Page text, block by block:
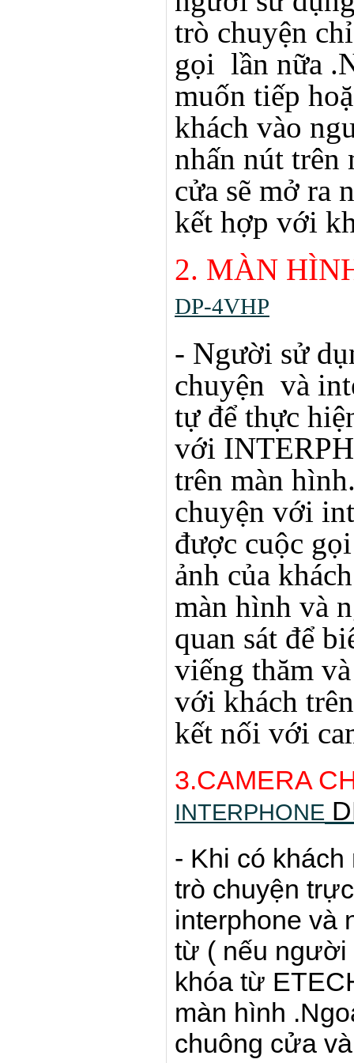
trò chuyện
gọi lần nữa
muốn tiếp
khách vào
nhấn nút trên
cửa sẽ mở ra
kết hợp với
2. MÀN
DP-4VHP
- Người sử
chuyện và
tự để thực
với
trên màn
chuyện với
được cuộc
ảnh của
màn hình và
quan sát để
viếng thăm
với khách
kết nối với
3.CAMERA
INTERPHONE
- Khi có
trò chuyện
interphone và
từ ( nếu người
khóa từ
màn hình
chuông cửa